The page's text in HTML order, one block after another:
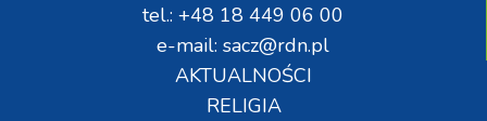
tel.: +48 18 449 06 00
e-mail: sacz@rdn.pl
AKTUALNOŚCI
RELIGIA